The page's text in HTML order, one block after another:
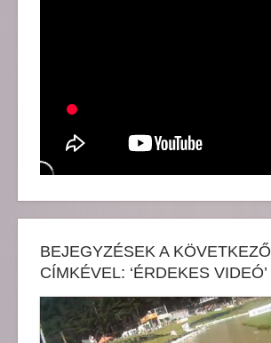
BEJEGYZÉSEK A KÖVETKEZŐ
CÍMKÉVEL: ‘ÉRDEKES VIDEÓ’